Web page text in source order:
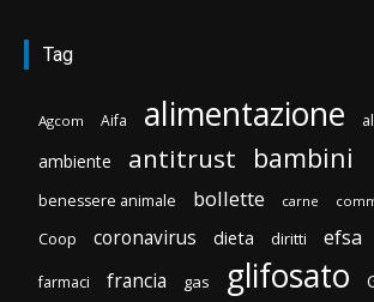
Tag
Agcom Aifa alimentazione
ambiente antitrust bambini
benessere animale bollette carne
Coop coronavirus dieta diritti efsa
farmaci francia gas glifosato